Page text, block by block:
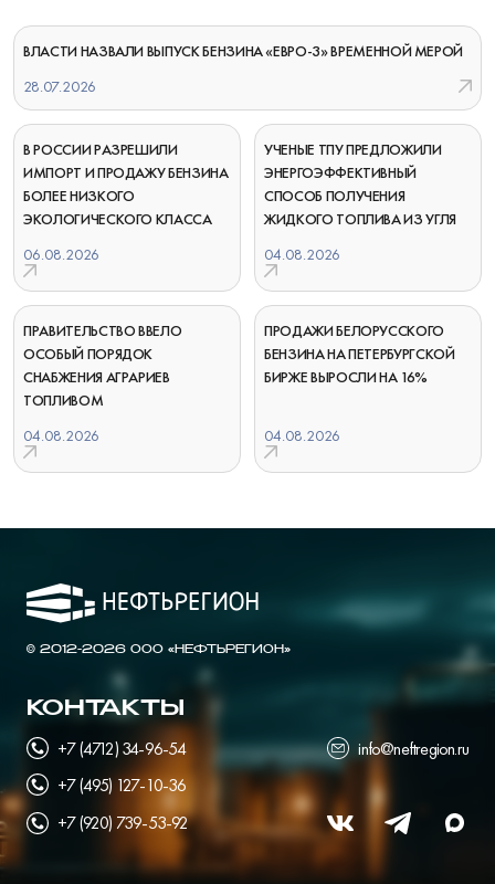
В РОССИИ РАЗРЕШИЛИ
ИМПОРТ И ПРОДАЖУ БЕНЗИНА
БОЛЕЕ НИЗКОГО
ЭКОЛОГИЧЕСКОГО КЛАССА
06.08.2026
УЧЕНЫЕ ТПУ ПРЕДЛОЖИЛИ
ЭНЕРГОЭФФЕКТИВНЫЙ
СПОСОБ ПОЛУЧЕНИЯ
ЖИДКОГО ТОПЛИВА ИЗ УГЛЯ
04.08.2026
ПРАВИТЕЛЬСТВО ВВЕЛО
ОСОБЫЙ ПОРЯДОК
СНАБЖЕНИЯ АГРАРИЕВ
ТОПЛИВОМ
04.08.2026
ПРОДАЖИ БЕЛОРУССКОГО
БЕНЗИНА НА ПЕТЕРБУРГСКОЙ
БИРЖЕ ВЫРОСЛИ НА 16%
04.08.2026
ВЛАСТИ НАЗВАЛИ ВЫПУСК БЕНЗИНА «ЕВРО-3» ВРЕМЕННОЙ МЕРОЙ
28.07.2026
© 2012-2026 ООО «НЕФТЬРЕГИОН»
КОНТАКТЫ
+7 (4712) 34-96-54
+7 (495) 127-10-36
+7 (920) 739-53-92
info@neftregion.ru